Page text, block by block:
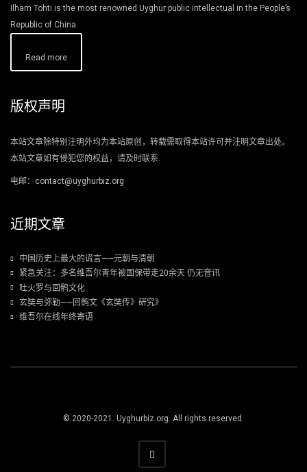
Ilham Tohti is the most renowned Uyghur public intellectual in the People’s
Republic of China.
Read more
版权声明
本站文章除特别注明外均为本站原创，转载需取得本站许可并注明文章出处。
本站文章如有侵犯您的权益，请及时联系.
电邮：contact@uyghurbiz.org
近期文章
中国历史上最大的谎言——元朝与清朝
紧急关注：多名维吾尔青年被国保带走20余天 仍无音讯
吐火罗与回鹘文化
玄奘与弥勒——回鹘文《玄奘传》研究》
维吾尔在线年终寄语
© 2020-2021. Uyghurbiz.org. All rights reserved.